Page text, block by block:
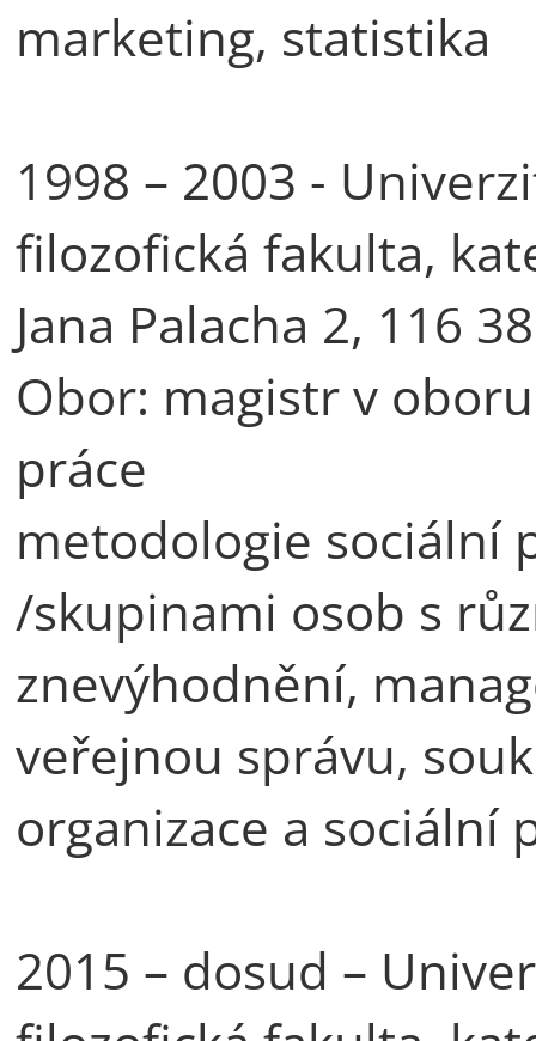
marketing, statistika
1998 – 2003 -
filozofická fakulta,
Jana Palacha 2, 116
Obor: magistr v
práce
metodologie sociální
/skupinami osob s
znevýhodnění,
veřejnou správu,
organizace a sociální
2015 – dosud –